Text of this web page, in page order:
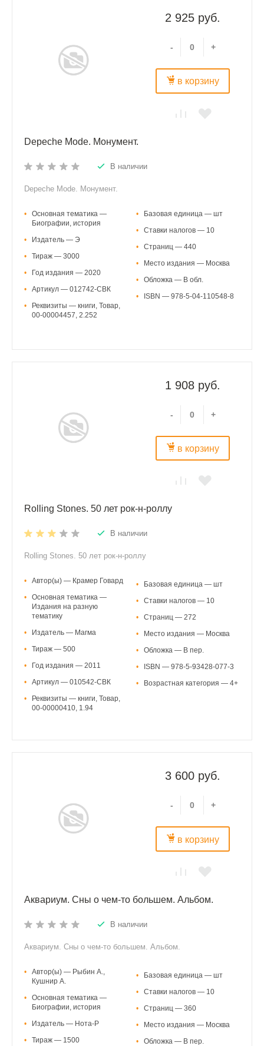
2 925 руб.
- +
в корзину
Depeche Mode. Монумент.
В наличии
Depeche Mode. Монумент.
•
Основная тематика —
Биографии, история
•
Издатель — Э
•
Тираж — 3000
•
Год издания — 2020
•
Артикул — 012742-СВК
•
Реквизиты — книги, Товар,
00-00004457, 2.252
•
Базовая единица — шт
•
Ставки налогов — 10
•
Страниц — 440
•
Место издания — Москва
•
Обложка — В обл.
•
ISBN — 978-5-04-110548-8
1 908 руб.
- +
в корзину
Rolling Stones. 50 лет рок-н-роллу
В наличии
Rolling Stones. 50 лет рок-н-роллу
•
Автор(ы) — Крамер Говард
•
Основная тематика —
Издания на разную
тематику
•
Издатель — Магма
•
Тираж — 500
•
Год издания — 2011
•
Артикул — 010542-СВК
•
Реквизиты — книги, Товар,
00-00000410, 1.94
•
Базовая единица — шт
•
Ставки налогов — 10
•
Страниц — 272
•
Место издания — Москва
•
Обложка — В пер.
•
ISBN — 978-5-93428-077-3
•
Возрастная категория — 4+
3 600 руб.
- +
в корзину
Аквариум. Сны о чем-то большем. Альбом.
В наличии
Аквариум. Сны о чем-то большем. Альбом.
•
Автор(ы) — Рыбин А.,
Кушнир А.
•
Основная тематика —
Биографии, история
•
Издатель — Нота-Р
•
Тираж — 1500
•
Базовая единица — шт
•
Ставки налогов — 10
•
Страниц — 360
•
Место издания — Москва
•
Обложка — В пер.